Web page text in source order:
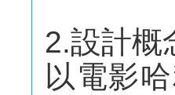
2.設計概
以電影